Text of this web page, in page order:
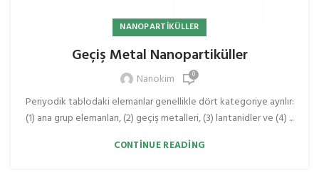
NANOPARTIKÜLLER
Geçiş Metal Nanopartiküller
Nanokim 0
Periyodik tablodaki elemanlar genellikle dört kategoriye ayrılır:
(1) ana grup elemanları, (2) geçiş metalleri, (3) lantanidler ve (4) ...
CONTINUE READING